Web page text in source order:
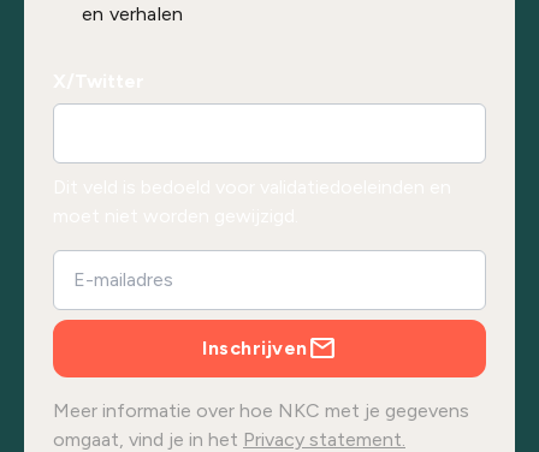
en verhalen
Inschrijven
Meer informatie over hoe NKC met je gegevens
omgaat, vind je in het Privacy statement.